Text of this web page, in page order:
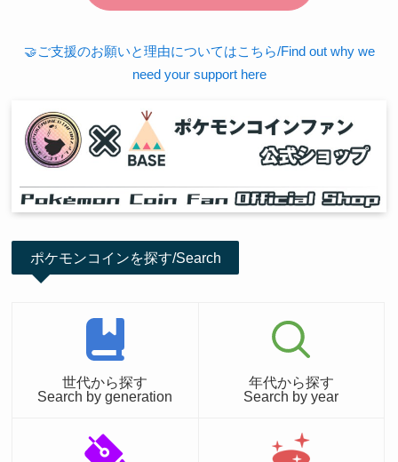
🤝ご支援のお願いと理由についてはこちら/Find out why we
need your support here
ポケモンコインを探す/Search
世代から探す
Search by generation
年代から探す
Search by year